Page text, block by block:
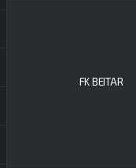
FK BEITAR